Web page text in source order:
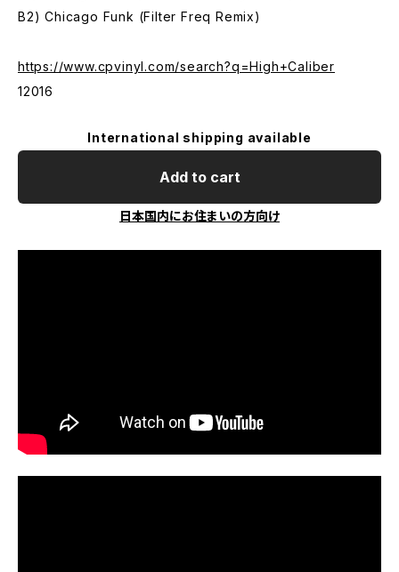
B2) Chicago Funk (Filter Freq Remix)
https://www.cpvinyl.com/search?q=High+Caliber
12016
International shipping available
Add to cart
日本国内にお住まいの方向け